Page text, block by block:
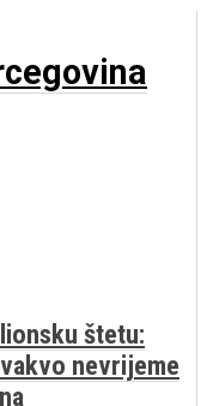
štetu:
nevrijeme